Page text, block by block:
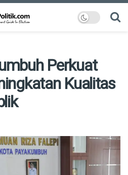
Perkuat
Kualitas